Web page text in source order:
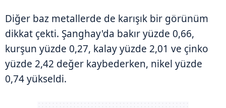
Diğer baz metallerde de karışık bir görünüm
dikkat çekti. Şanghay'da bakır yüzde 0,66,
kurşun yüzde 0,27, kalay yüzde 2,01 ve çinko
yüzde 2,42 değer kaybederken, nikel yüzde
0,74 yükseldi.